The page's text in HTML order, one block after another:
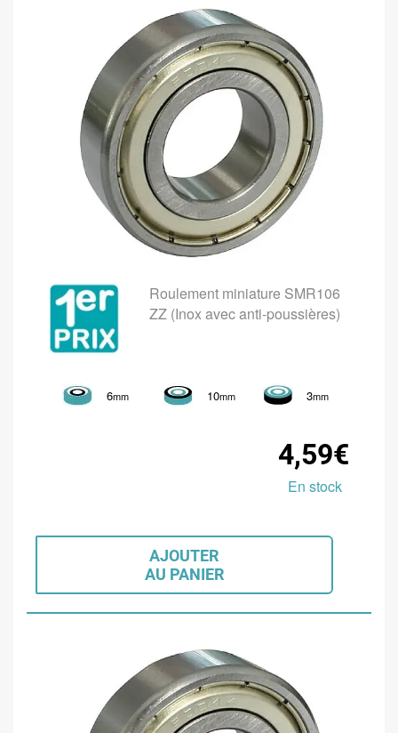
Roulement miniature SMR106
ZZ (Inox avec anti-poussières)
6mm 10mm 3mm
4,59€
En stock
AJOUTER
AU PANIER